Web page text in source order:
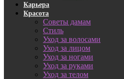
Карьера
Красота
Советы дамам
Стиль
Уход за волосами
Уход за лицом
Уход за ногами
Уход за руками
Уход за телом